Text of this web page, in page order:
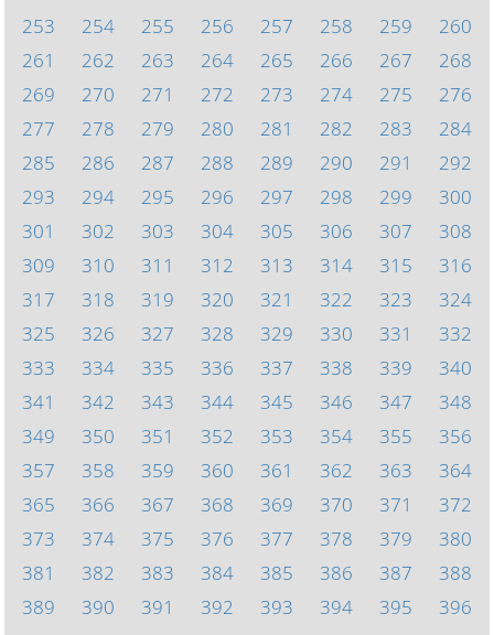
253
254 255 256 257 258 259
260
261
262 263 264 265 266 267
268
269
270 271 272 273 274 275
276
277
278 279 280 281 282 283
284
285
286 287 288 289 290 291
292
293
294 295 296 297 298 299
300
301
302 303 304 305 306 307
308
309
310 311 312 313 314 315
316
317
318 319 320 321 322 323
324
325
326 327 328 329 330 331
332
333
334 335 336 337 338 339
340
341
342 343 344 345 346 347
348
349
350 351 352 353 354 355
356
357
358 359 360 361 362 363
364
365
366 367 368 369 370 371
372
373
374 375 376 377 378 379
380
381
382 383 384 385 386 387
388
389
390 391 392 393 394 395
396